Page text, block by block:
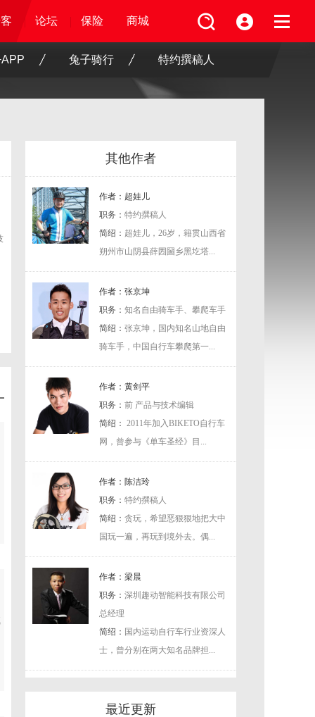
保险
论坛 保险 商城
论坛 保险 商城
论坛 保险 商城
兔子骑行 特约撰稿人
其他作者
作者：超娃儿
职务： 特约撰稿人
简绍： 超娃儿，26岁，籍贯山西省
朔州市山阴县薛圐圙乡黑圪塔...
作者：张京坤
职务： 知名自由骑车手、攀爬车手
简绍： 张京坤，国内知名山地自由
骑车手，中国自行车攀爬第一...
作者：黄剑平
职务： 前 产品与技术编辑
简绍： 2011年加入BIKETO自行车
网，曾参与《单车圣经》目...
作者：陈洁玲
职务： 特约撰稿人
简绍： 贪玩，希望恶狠狠地把大中
国玩一遍，再玩到境外去。偶...
作者：梁晨
职务： 深圳趣动智能科技有限公司
总经理
简绍： 国内运动自行车行业资深人
士，曾分别在两大知名品牌担...
最近更新